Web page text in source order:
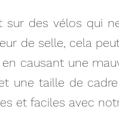
sur des vélos qui
de selle, cela
causant une
une taille de
et faciles avec